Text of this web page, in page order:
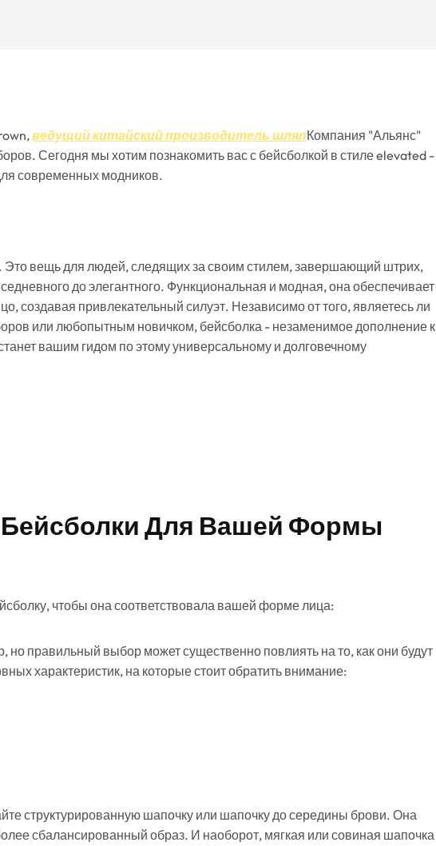
ведущий китайский производитель шляпКомпания "Альянс"
Сегодня мы хотим познакомить вас с бейсболкой в стиле elevated -
современных модников.
Это вещь для людей, следящих за своим стилем, завершающий штрих,
до элегантного. Функциональная и модная, она обеспечивает
создавая привлекательный силуэт. Независимо от того, являетесь ли
или любопытным новичком, бейсболка - незаменимое дополнение к
вашим гидом по этому универсальному и долговечному
Для Вашей Формы
чтобы она соответствовала вашей форме лица:
но правильный выбор может существенно повлиять на то, как они будут
характеристик, на которые стоит обратить внимание:
структурированную шапочку или шапочку до середины брови. Она
сбалансированный образ. И наоборот, мягкая или совиная шапочка